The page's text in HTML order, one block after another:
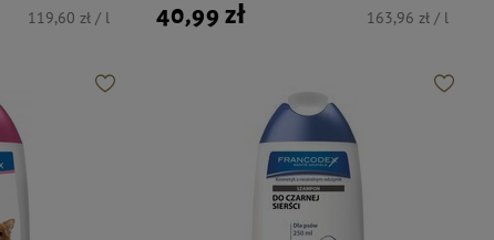
119,60 zł / l 40,99 zł 163,96 zł / l